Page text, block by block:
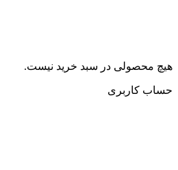
هیچ محصولی در سبد خرید نیست.
حساب کاربری